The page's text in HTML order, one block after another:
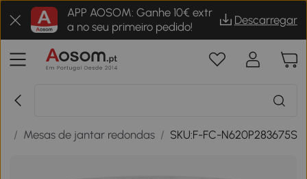
APP AOSOM: Ganhe 10€ extr
a no seu primeiro pedido!
Descarregar
/ Mesas de jantar redondas / SKU:F-FC-N620P283675S